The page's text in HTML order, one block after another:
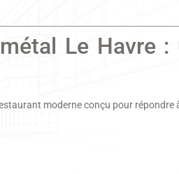
Le Havre
moderne conçu pour répondre